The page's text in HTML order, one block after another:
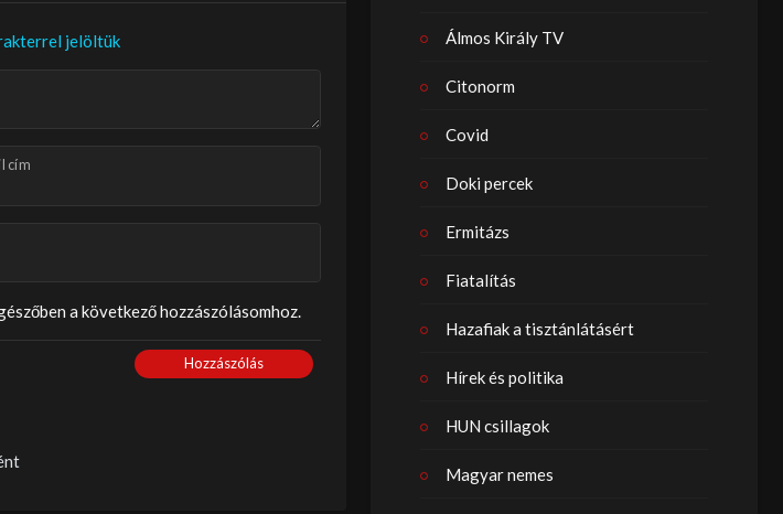
jelöltük
cím
a következő hozzászólásomhoz.
Hozzászólás
Álmos Király TV
Citonorm
Covid
Doki percek
Ermitázs
Fiatalítás
Hazafiak a tisztánlátásért
Hírek és politika
HUN csillagok
Magyar nemes